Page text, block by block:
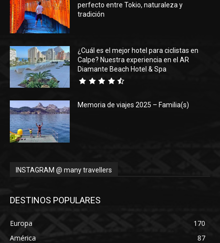
perfecto entre Tokio, naturaleza y
tradición
¿Cuál es el mejor hotel para ciclistas en
Calpe? Nuestra experiencia en el AR
Diamante Beach Hotel & Spa
Memoria de viajes 2025 – Familia(s)
INSTAGRAM @ many travellers
DESTINOS POPULARES
Europa
170
América
87